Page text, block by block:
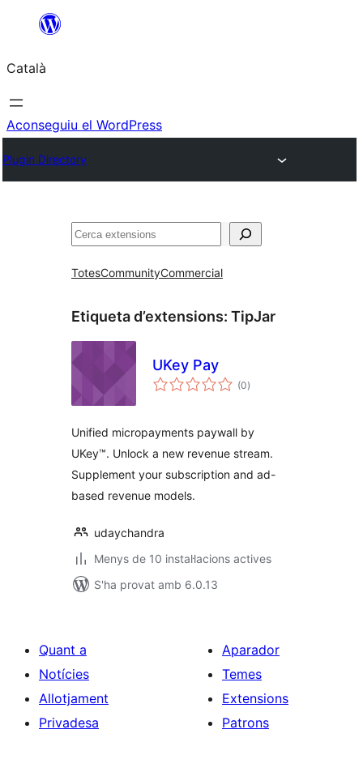
contingut
Català
Aconseguiu el WordPress
Plugin Directory
Cerca
TotesCommunityCommercial
Etiqueta d’extensions: TipJar
UKey Pay
(0puntuacions
totals
)
Unified micropayments paywall by
UKey™. Unlock a new revenue stream.
Supplement your subscription and ad-
based revenue models.
udaychandra
Menys de 10 instal·lacions actives
S'ha provat amb 6.0.13
Quant a
Notícies
Allotjament
Privadesa
Aparador
Temes
Extensions
Patrons